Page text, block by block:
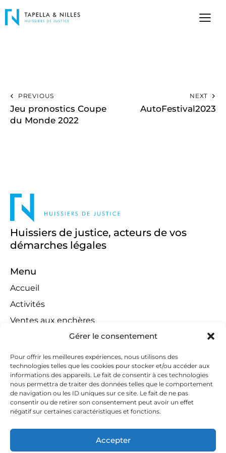
Gérer le consentement
Pour offrir les meilleures expériences, nous utilisons des
technologies telles que les cookies pour stocker et/ou accéder aux
informations des appareils. Le fait de consentir à ces technologies
nous permettra de traiter des données telles que le comportement
de navigation ou les ID uniques sur ce site. Le fait de ne pas
consentir ou de retirer son consentement peut avoir un effet
négatif sur certaines caractéristiques et fonctions.
Accepter
PREVIOUS
Jeu pronostics Coupe
du Monde 2022
NEXT
AutoFestival2023
Huissiers de justice, acteurs de vos
démarches légales
Menu
Accueil
Activités
Ventes aux enchères
Compétences territoriales
Jeux concours
Liens
Contact
Contactez-nous
huissiers@tapella-nilles.lu